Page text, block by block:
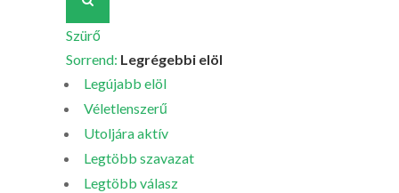
Szürő
Sorrend: Legrégebbi elöl
Legújabb elöl
Véletlenszerű
Utoljára aktív
Legtöbb szavazat
Legtöbb válasz